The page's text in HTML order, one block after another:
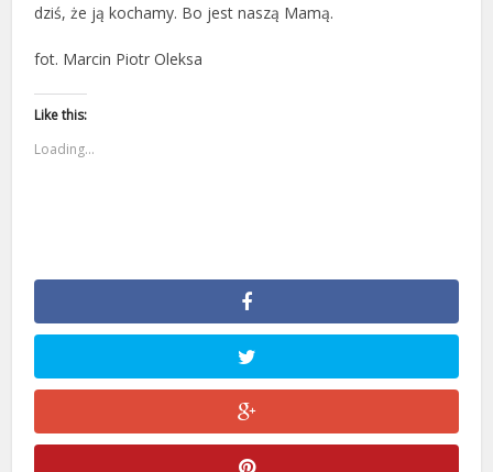
dziś, że ją kochamy. Bo jest naszą Mamą.
fot. Marcin Piotr Oleksa
Like this:
Loading...